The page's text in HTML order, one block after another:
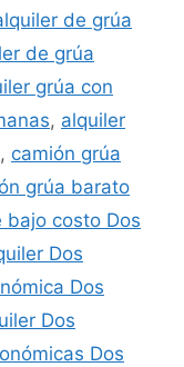
de grúa
de grúa
grúa con
, alquiler
, camión grúa
grúa barato
bajo costo Dos
Dos
Dos
Dos
Dos